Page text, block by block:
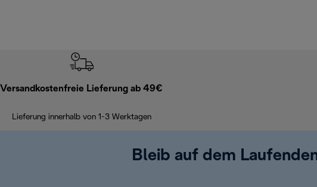
Versandkostenfreie Lieferung ab 49€
Lieferung innerhalb von 1-3 Werktagen
Bleib auf dem